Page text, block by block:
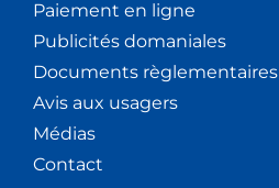
Paiement en ligne
Publicités domaniales
Documents règlementaires
Avis aux usagers
Médias
Contact